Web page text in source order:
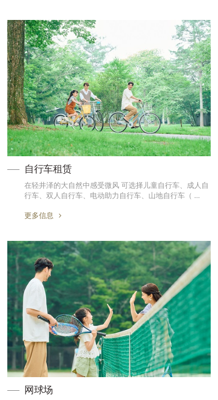
自行车租赁
在轻井泽的大自然中感受微风 可选择儿童自行车、成人自
行车、双人自行车、电动助力自行车、山地自行车（ …
更多信息
网球场